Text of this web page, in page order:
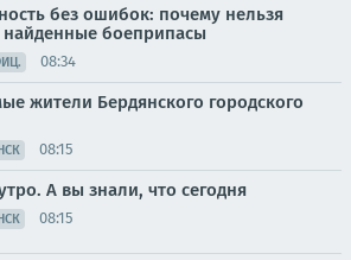
без ошибок: почему нельзя
найденные боеприпасы
08:34
жители Бердянского городского
08:15
А вы знали, что сегодня
08:15